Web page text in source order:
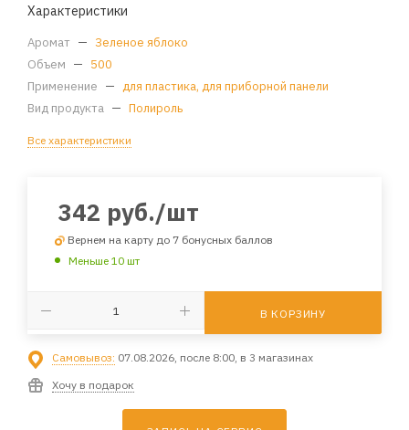
Характеристики
Аромат — Зеленое яблоко
Объем — 500
Применение — для пластика, для приборной панели
Вид продукта — Полироль
Все характеристики
342 руб./шт
Вернем на карту до 7 бонусных баллов
Меньше 10 шт
В КОРЗИНУ
Самовывоз: 07.08.2026, после 8:00, в 3 магазинах
Хочу в подарок